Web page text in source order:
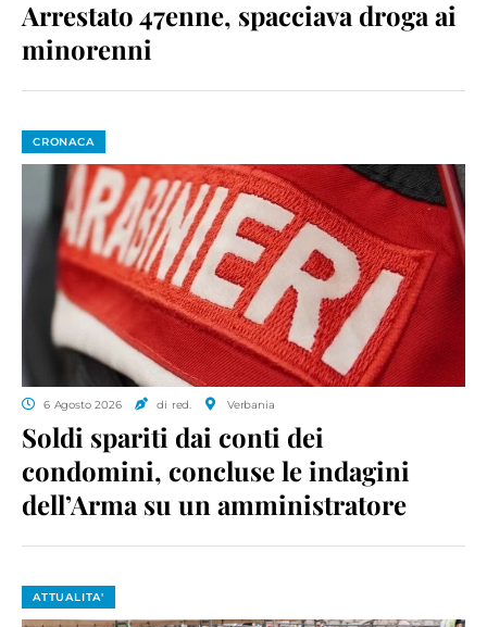
Arrestato 47enne, spacciava droga ai
minorenni
CRONACA
6 Agosto 2026 di red. Verbania
Soldi spariti dai conti dei
condomini, concluse le indagini
dell’Arma su un amministratore
ATTUALITA'